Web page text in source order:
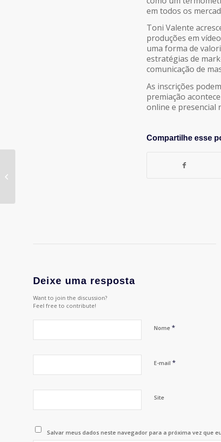
em todos os
Toni Valente
produções em
uma forma de
estratégias de
comunicação de
As inscrições
premiação
online e presencial
Compartilhe esse
Deixe uma resposta
Want to join the discussion?
Feel free to contribute!
Nome *
E-mail *
Site
Salvar meus dados neste navegador para a próxima vez que